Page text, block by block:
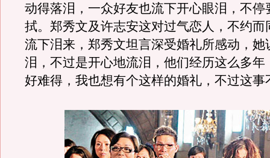
动得落泪，一众好友也流下开心眼泪，不停
拭。郑秀文及许志安这对过气恋人，不约而
流下泪来，郑秀文坦言深受婚礼所感动，她
泪，不过是开心地流泪，他们经历这么多年
好难得，我也想有个这样的婚礼，不过这事